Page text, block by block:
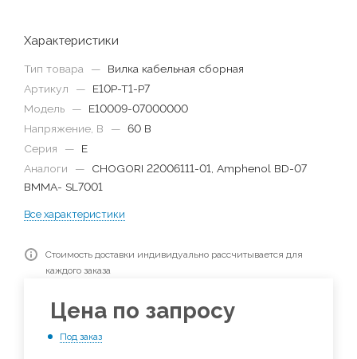
Характеристики
Тип товара —
Вилка кабельная сборная
Артикул
—
E10P-T1-P7
Модель
—
E10009-07000000
Напряжение, В
— 60 В
Серия
—
E
Аналоги
—
CHOGORI 22006111-01, Amphenol BD-07
BMMA- SL7001
Все характеристики
Стоимость доставки индивидуально рассчитывается для
каждого заказа
Цена по запросу
Под заказ